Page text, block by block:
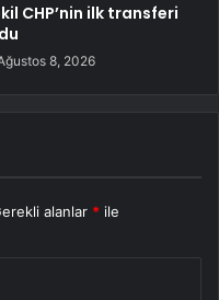
CHP’nin ilk transferi
8, 2026
alanlar * ile